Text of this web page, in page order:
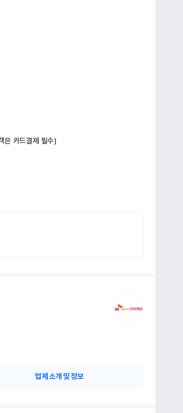
은 카드결제 필수)
업체 소개 및 정보